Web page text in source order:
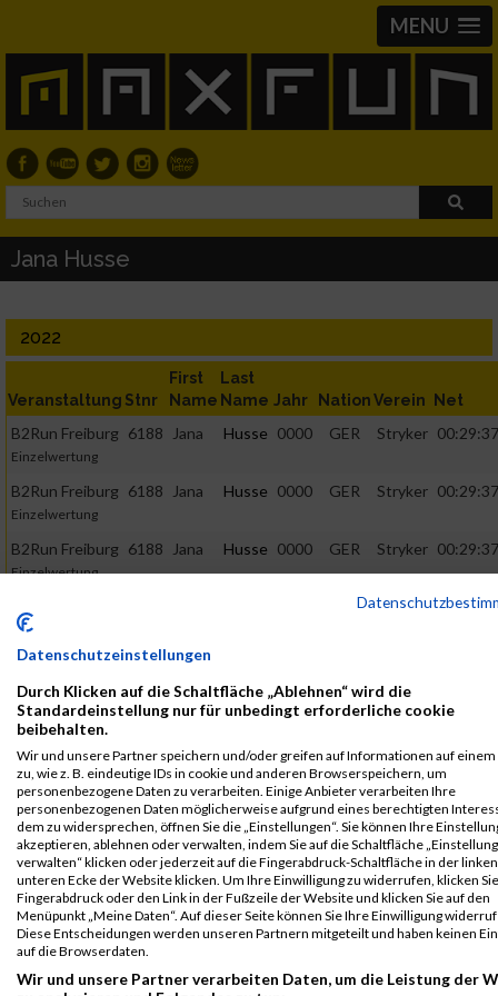
MENU
Jana Husse
2022
Veranstaltung Stnr
First
Name
Last
Name Jahr NationVerein Net
B2Run Freiburg
Einzelwertung
6188 Jana Husse 0000 GER Stryker 00:29:37
B2Run Freiburg
Einzelwertung
6188 Jana Husse 0000 GER Stryker 00:29:37
B2Run Freiburg
Einzelwertung
6188 Jana Husse 0000 GER Stryker 00:29:37
B2Run Freiburg
Teamwertung
B2Run Freiburg
Einzelwertung
weiblich
6188 Jana Husse 0000 GER Stryker 00:29:37
B2Run Freiburg
Teamwertung
mixed
6188 Jana Husse 0000 GER Stryker 00:29:37
B2Run Freiburg
Teamwertung
weiblich
6188 Jana Husse 0000 GER Stryker 00:29:37
B2Run Freiburg
Teamwertung
6188
Datenschutzeinstellungen
Durch Klicken auf die Schaltfläche „Ablehnen“ wird die
Standardeinstellung nur für unbedingt erforderliche cookie
beibehalten.
Wir und unsere Partner speichern und/oder greifen auf Informationen auf einem
zu, wie z. B. eindeutige IDs in cookie und anderen Browserspeichern, um
personenbezogene Daten zu verarbeiten. Einige Anbieter verarbeiten Ihre
personenbezogenen Daten möglicherweise aufgrund eines berechtigten
dem zu widersprechen, öffnen Sie die „Einstellungen“. Sie können Ihre
akzeptieren, ablehnen oder verwalten, indem Sie auf die Schaltfläche
verwalten“ klicken oder jederzeit auf die Fingerabdruck-Schaltfläche in der linken
unteren Ecke der Website klicken. Um Ihre Einwilligung zu widerrufen, klicken
Fingerabdruck oder den Link in der Fußzeile der Website und klicken Sie auf den
Menüpunkt „Meine Daten“. Auf dieser Seite können Sie Ihre Einwilligung
Diese Entscheidungen werden unseren Partnern mitgeteilt und haben keinen
auf die Browserdaten.
Wir und unsere Partner verarbeiten Daten, um die Leistung der